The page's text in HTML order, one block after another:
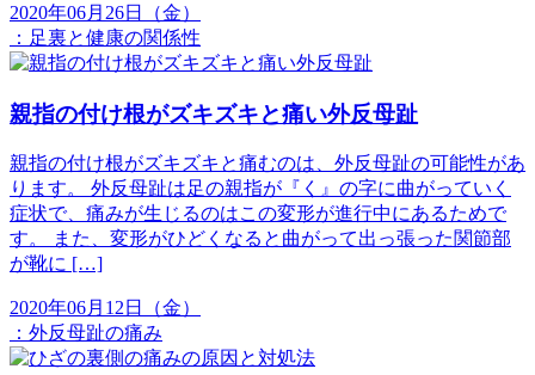
2020年06月26日（金）
： 足裏と健康の関係性
親指の付け根がズキズキと痛い外反母趾
親指の付け根がズキズキと痛むのは、外反母趾の可能性があ
ります。 外反母趾は足の親指が『く』の字に曲がっていく
症状で、痛みが生じるのはこの変形が進行中にあるためで
す。 また、変形がひどくなると曲がって出っ張った関節部
が靴に […]
2020年06月12日（金）
： 外反母趾の痛み